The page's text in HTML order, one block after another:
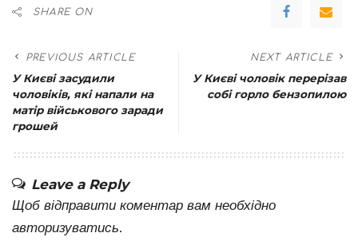
SHARE ON
PREVIOUS ARTICLE
У Києві засудили
чоловіків, які напали на
матір військового заради
грошей
NEXT ARTICLE
У Києві чоловік перерізав
собі горло бензопилою
Leave a Reply
Щоб відправити коментар вам необхідно
авторизуватись.